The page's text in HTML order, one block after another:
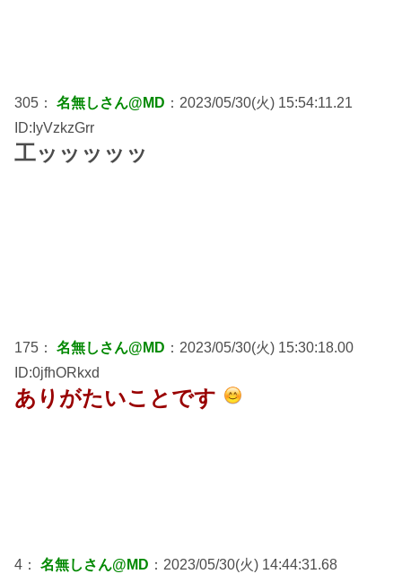
305： 名無しさん@MD ：2023/05/30(火) 15:54:11.21
ID:IyVzkzGrr
工ッッッッッ
175： 名無しさん@MD ：2023/05/30(火) 15:30:18.00
ID:0jfhORkxd
ありがたいことです
4： 名無しさん@MD ：2023/05/30(火) 14:44:31.68